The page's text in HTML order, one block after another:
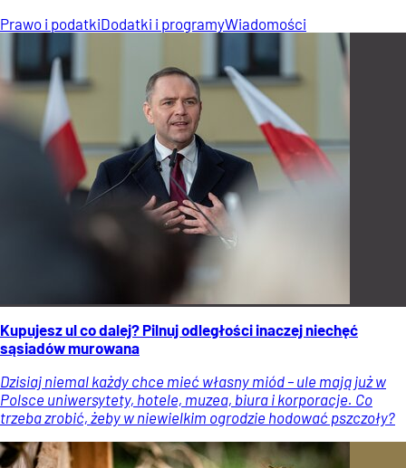
Prawo i podatkiDodatki i programyWiadomości
Kupujesz ul co dalej? Pilnuj odległości inaczej niechęć
sąsiadów murowana
Dzisiaj niemal każdy chce mieć własny miód – ule mają już w
Polsce uniwersytety, hotele, muzea, biura i korporacje. Co
trzeba zrobić, żeby w niewielkim ogrodzie hodować pszczoły?